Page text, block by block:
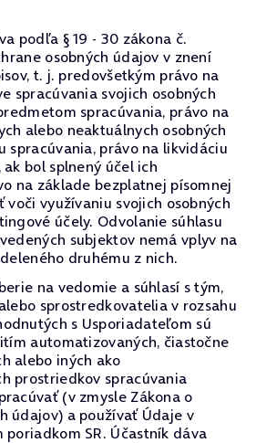
podľa § 19 - 30 zákona č.
osobných údajov v znení
t. j. predovšetkým právo na
spracúvania svojich osobných
spracúvania, právo na
alebo neaktuálnych osobných
spracúvania, právo na likvidáciu
bol splnený účel ich
na základe bezplatnej písomnej
využívaniu svojich osobných
účely. Odvolanie súhlasu
subjektov nemá vplyv na
druhému z nich.
na vedomie a súhlasí s tým,
sprostredkovatelia v rozsahu
s Usporiadateľom sú
automatizovaných, čiastočne
alebo iných ako
prostriedkov spracúvania
(v zmysle Zákona o
údajov) a používať Údaje v
poriadkom SR. Účastník dáva